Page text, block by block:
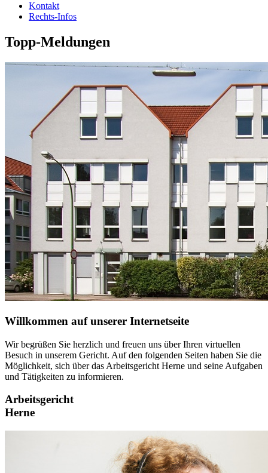
Kontakt
Rechts-Infos
Topp-Meldungen
Willkommen auf unserer Internetseite
Wir begrüßen Sie herzlich und freuen uns über Ihren virtuellen
Besuch in unserem Gericht. Auf den folgenden Seiten haben Sie die
Möglichkeit, sich über das Arbeitsgericht Herne und seine Aufgaben
und Tätigkeiten zu informieren.
Arbeitsgericht
Herne